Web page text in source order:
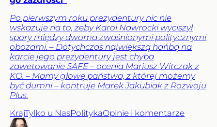
Po pierwszym roku prezydentury nic nie
wskazuje na to, żeby Karol Nawrocki wyciszył
spory między dwoma zwaśnionymi politycznymi
obozami. – Dotychczas największą hańbą na
karcie jego prezydentury jest chyba
zawetowanie SAFE – ocenia Mariusz Witczak z
KO. – Mamy głowę państwa, z której możemy
być dumni – kontruje Marek Jakubiak z Rozwoju
Plus.
KrajTylko u NasPolitykaOpinie i komentarze